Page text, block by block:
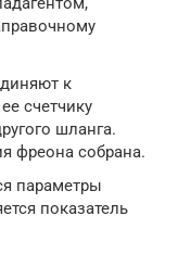
к
счетчику
шланга.
фреона собрана.
параметры
показатель